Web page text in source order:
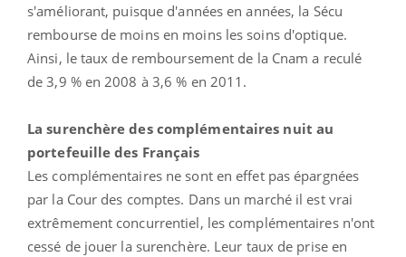
s'améliorant, puisque d'années en années, la Sécu
rembourse de moins en moins les soins d'optique.
Ainsi, le taux de remboursement de la Cnam a reculé
de 3,9 % en 2008 à 3,6 % en 2011.
La surenchère des complémentaires nuit au
portefeuille des Français
Les complémentaires ne sont en effet pas épargnées
par la Cour des comptes. Dans un marché il est vrai
extrêmement concurrentiel, les complémentaires n'ont
cessé de jouer la surenchère. Leur taux de prise en